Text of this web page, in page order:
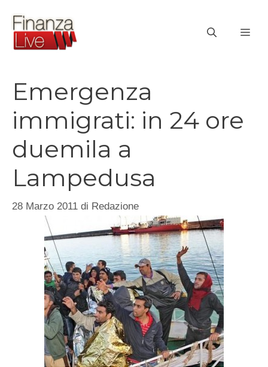
contenuto
Emergenza
immigrati: in 24 ore
duemila a
Lampedusa
28 Marzo 2011 di Redazione